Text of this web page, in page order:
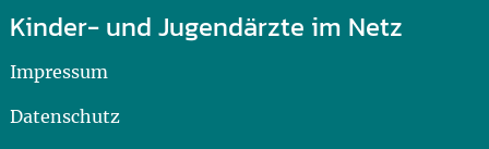
Kinder- und Jugendärzte im Netz
Impressum
Datenschutz